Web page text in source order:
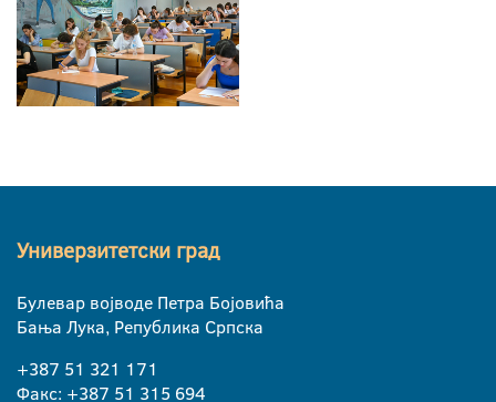
Универзитетски град
Булевар војводе Петра Бојовића
Бања Лука, Република Српска
+387 51 321 171
Факс: +387 51 315 694